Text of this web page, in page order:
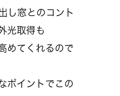
し窓とのコント
光取得も
めてくれるので
ポイントでこの